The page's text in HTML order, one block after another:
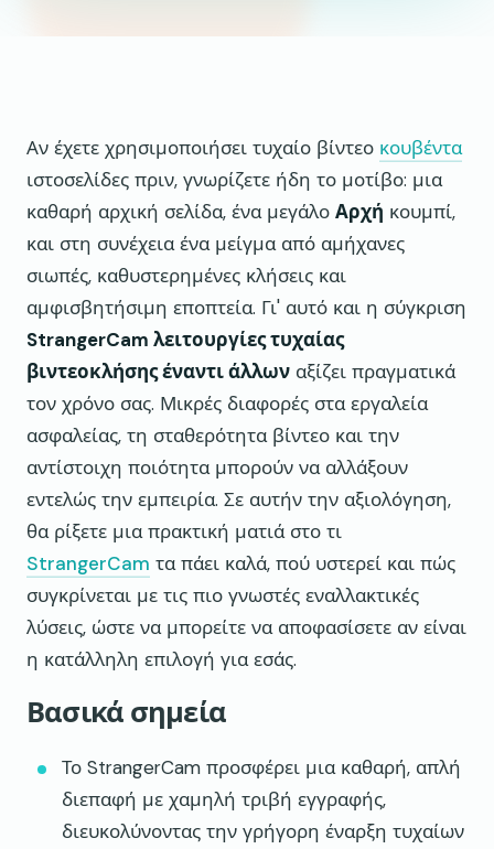
Αν έχετε χρησιμοποιήσει τυχαίο βίντεο κουβέντα
ιστοσελίδες πριν, γνωρίζετε ήδη το μοτίβο: μια
καθαρή αρχική σελίδα, ένα μεγάλο Αρχή κουμπί,
και στη συνέχεια ένα μείγμα από αμήχανες
σιωπές, καθυστερημένες κλήσεις και
αμφισβητήσιμη εποπτεία. Γι' αυτό και η σύγκριση
StrangerCam λειτουργίες τυχαίας
βιντεοκλήσης έναντι άλλων αξίζει πραγματικά
τον χρόνο σας. Μικρές διαφορές στα εργαλεία
ασφαλείας, τη σταθερότητα βίντεο και την
αντίστοιχη ποιότητα μπορούν να αλλάξουν
εντελώς την εμπειρία. Σε αυτήν την αξιολόγηση,
θα ρίξετε μια πρακτική ματιά στο τι
StrangerCam τα πάει καλά, πού υστερεί και πώς
συγκρίνεται με τις πιο γνωστές εναλλακτικές
λύσεις, ώστε να μπορείτε να αποφασίσετε αν είναι
η κατάλληλη επιλογή για εσάς.
Βασικά σημεία
Το StrangerCam προσφέρει μια καθαρή, απλή
διεπαφή με χαμηλή τριβή εγγραφής,
διευκολύνοντας την γρήγορη έναρξη τυχαίων